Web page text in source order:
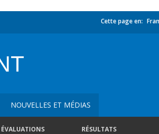
Cette page en:
NOUVELLES ET MÉDIAS
ÉVALUATIONS RÉSULTATS